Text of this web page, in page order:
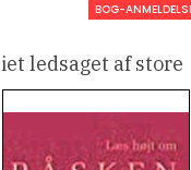
BOG-
ledsaget af store